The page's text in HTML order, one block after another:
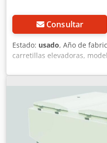
Consultar
Estado: usado, Año de
carretillas elevadoras,
carga: 2 toneladas. Dodpfx